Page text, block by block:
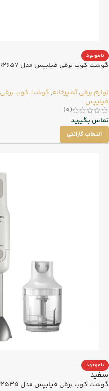
ناموجود
گوشت کوب برقی فیلیپس مدل HR2657
لوازم برقی آشپزخانه, گوشت کوب برقی
فیلیپس
(0)
تماس بگیرید
انتخاب گارانتی
ناموجود
سفید
گوشت کوب برقی فیلیپس مدل HR2535